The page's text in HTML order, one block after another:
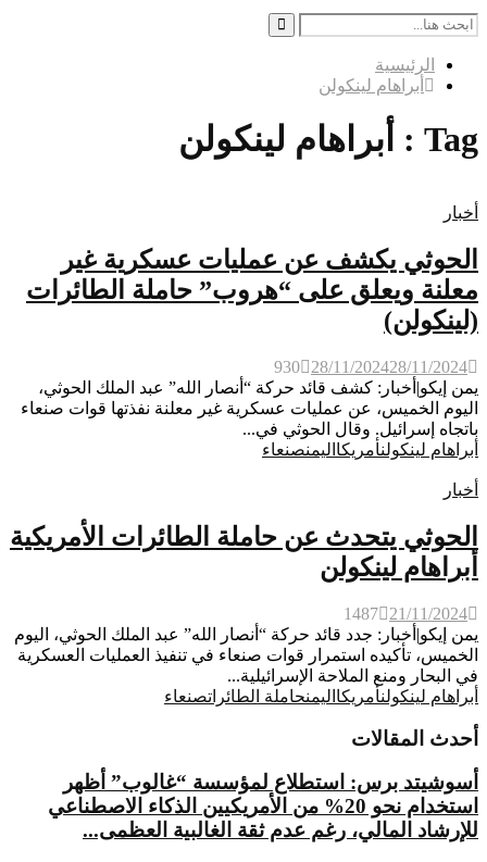
Search
for:
Search
الرئيسية
أبراهام لينكولن
Tag : أبراهام لينكولن
أخبار
الحوثي يكشف عن عمليات عسكرية غير
معلنة ويعلق على “هروب” حاملة الطائرات
(لينكولن)
28/11/202428/11/2024
930
يمن إيكو|أخبار: كشف قائد حركة “أنصار الله” عبد الملك الحوثي،
اليوم الخميس، عن عمليات عسكرية غير معلنة نفذتها قوات صنعاء
باتجاه إسرائيل. وقال الحوثي في...
أبراهام لينكولنأمريكااليمنصنعاء
أخبار
الحوثي يتحدث عن حاملة الطائرات الأمريكية
أبراهام لينكولن
21/11/2024
1487
يمن إيكو|أخبار: جدد قائد حركة “أنصار الله” عبد الملك الحوثي، اليوم
الخميس، تأكيده استمرار قوات صنعاء في تنفيذ العمليات العسكرية
في البحار ومنع الملاحة الإسرائيلية...
أبراهام لينكولنأمريكااليمنحاملة الطائراتصنعاء
أحدث المقالات
أسوشيتد برس: استطلاع لمؤسسة “غالوب” أظهر
استخدام نحو 20% من الأمريكيين الذكاء الاصطناعي
للإرشاد المالي، رغم عدم ثقة الغالبية العظمى...